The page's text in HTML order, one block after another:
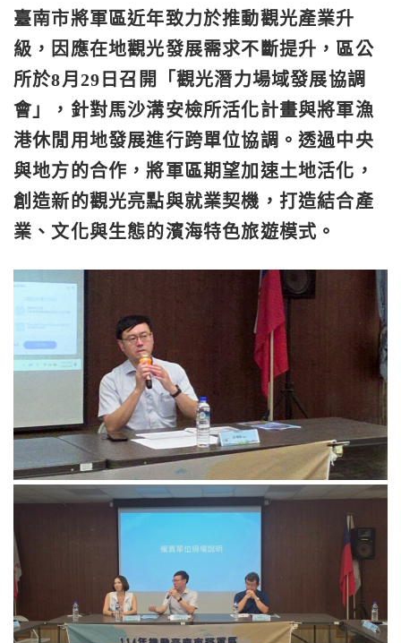
臺南市將軍區近年致力於推動觀光產業升
級，因應在地觀光發展需求不斷提升，區公
所於8月29日召開「觀光潛力場域發展協調
會」，針對馬沙溝安檢所活化計畫與將軍漁
港休閒用地發展進行跨單位協調。透過中央
與地方的合作，將軍區期望加速土地活化，
創造新的觀光亮點與就業契機，打造結合產
業、文化與生態的濱海特色旅遊模式。